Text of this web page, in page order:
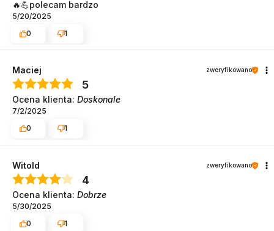
🔥💪polecam bardzo
5/20/2025
0
1
Maciej zweryfikowano
5
Ocena klienta: Doskonale
7/2/2025
0
1
Witold zweryfikowano
4
Ocena klienta: Dobrze
5/30/2025
0
1